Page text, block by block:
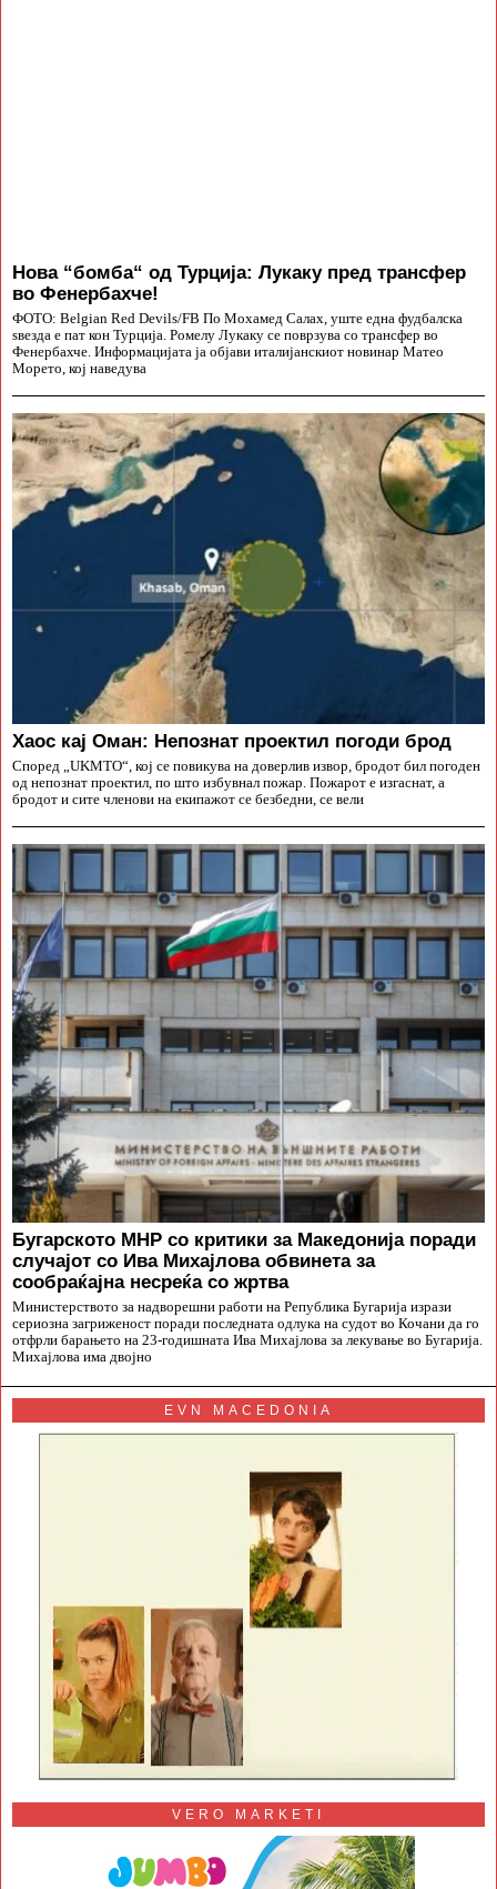
Нова “бомба“ од Турција: Лукаку пред трансфер
во Фенербахче!
ФОТО: Belgian Red Devils/FB По Мохамед Салах, уште една фудбалска
ѕвезда е пат кон Турција. Ромелу Лукаку се поврзува со трансфер во
Фенербахче. Информацијата ја објави италијанскиот новинар Матео
Морето, кој наведува
Хаос кај Оман: Непознат проектил погоди брод
Според „UKMTO“, кој се повикува на доверлив извор, бродот бил погоден
од непознат проектил, по што избувнал пожар. Пожарот е изгаснат, а
бродот и сите членови на екипажот се безбедни, се вели
Бугарското МНР со критики за Македонија поради
случајот со Ива Михајлова обвинета за
сообраќајна несреќа со жртва
Министерството за надворешни работи на Република Бугарија изрази
сериозна загриженост поради последната одлука на судот во Кочани да го
отфрли барањето на 23-годишната Ива Михајлова за лекување во Бугарија.
Михајлова има двојно
EVN MACEDONIA
VERO MARKETI